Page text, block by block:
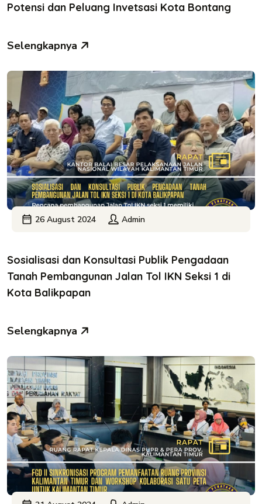
Potensi dan Peluang Invetsasi Kota Bontang
Selengkapnya
26 August 2024 Admin
Sosialisasi dan Konsultasi Publik Pengadaan
Tanah Pembangunan Jalan Tol IKN Seksi 1 di
Kota Balikpapan
Selengkapnya